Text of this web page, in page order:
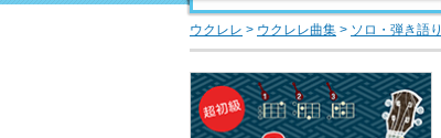
ウクレレ > ウクレレ曲集 > ソロ・弾き語り